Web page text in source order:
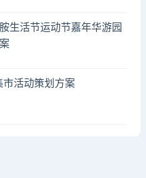
生活节运动节嘉年华游园
活动策划方案